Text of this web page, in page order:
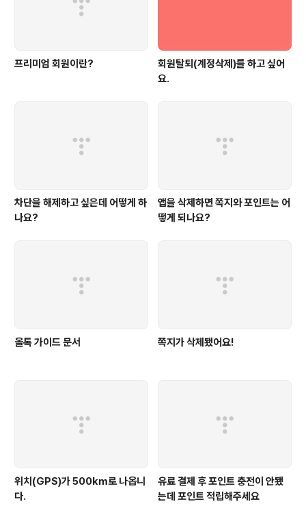
프리미엄 회원이란?
회원탈퇴(계정삭제)를 하고 싶어
요.
차단을 해제하고 싶은데 어떻게 하
나요?
앱을 삭제하면 쪽지와 포인트는 어
떻게 되나요?
올톡 가이드 문서 쪽지가 삭제됐어요!
위치(GPS)가 500km로 나옵니
다.
유료 결제 후 포인트 충전이 안됐
는데 포인트 적립해주세요